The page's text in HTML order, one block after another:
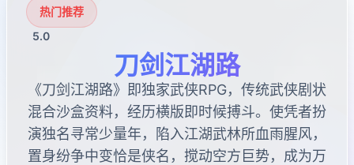
热门推荐
5.0
刀剑江湖路
《刀剑江湖路》即独家武侠RPG，传统武侠剧状
混合沙盒资料，经历横版即时候搏斗。使凭者扮
演独名寻常少量年，陷入江湖武林所血雨腥风，
置身纷争中变恰是侠名，搅动空方巨势，成为万